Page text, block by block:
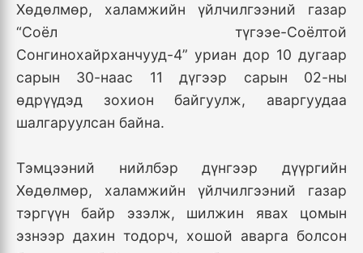
Хөдөлмөр, халамжийн үйлчилгээний газар
“Соёл түгээе-Соёлтой
Сонгинохайрханчууд-4” уриан дор 10 дугаар
сарын 30-наас 11 дүгээр сарын 02-ны
өдрүүдэд зохион байгуулж, аваргуудаа
шалгаруулсан байна.
Тэмцээний нийлбэр дүнгээр дүүргийн
Хөдөлмөр, халамжийн үйлчилгээний газар
тэргүүн байр эзэлж, шилжин явах цомын
эзнээр дахин тодорч, хошой аварга болсон